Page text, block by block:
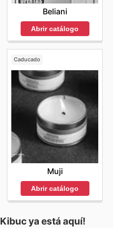
Beliani
Abrir catálogo
Caducado
Muji
Abrir catálogo
Kibucya está aquí!